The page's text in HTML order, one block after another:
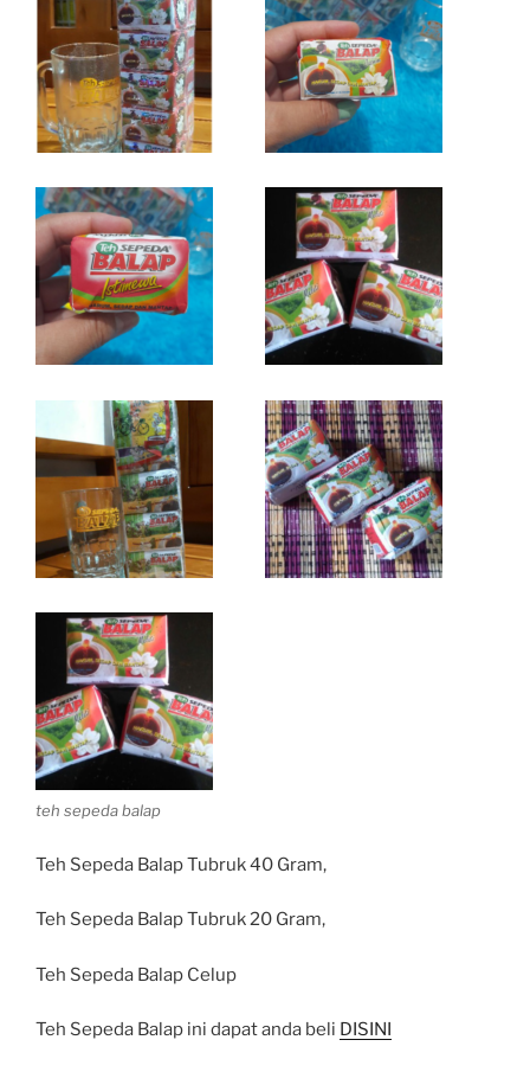
teh sepeda balap
Teh Sepeda Balap Tubruk 40 Gram,
Teh Sepeda Balap Tubruk 20 Gram,
Teh Sepeda Balap Celup
Teh Sepeda Balap ini dapat anda beli DISINI